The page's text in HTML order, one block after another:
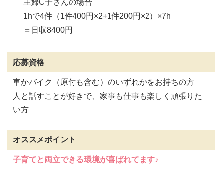
主婦C子さんの場合
1hで4件（1件400円×2+1件200円×2）×7h
＝日収8400円
応募資格
車かバイク（原付も含む）のいずれかをお持ちの方
人と話すことが好きで、家事も仕事も楽しく頑張りた
い方
オススメポイント
子育てと両立できる環境が喜ばれてます♪